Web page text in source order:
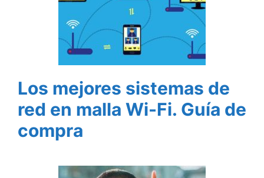
Los mejores sistemas de
red en malla Wi-Fi. Guía de
compra